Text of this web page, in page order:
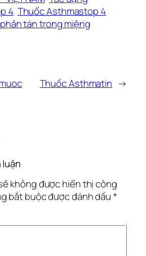
4 Thuốc Asthmastop 4
tán trong miệng
Thuốc Asthmatin →
không được hiển thị công
bắt buộc được đánh dấu*